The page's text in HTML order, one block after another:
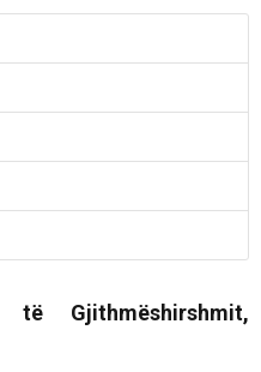
Gjithmëshirshmit,